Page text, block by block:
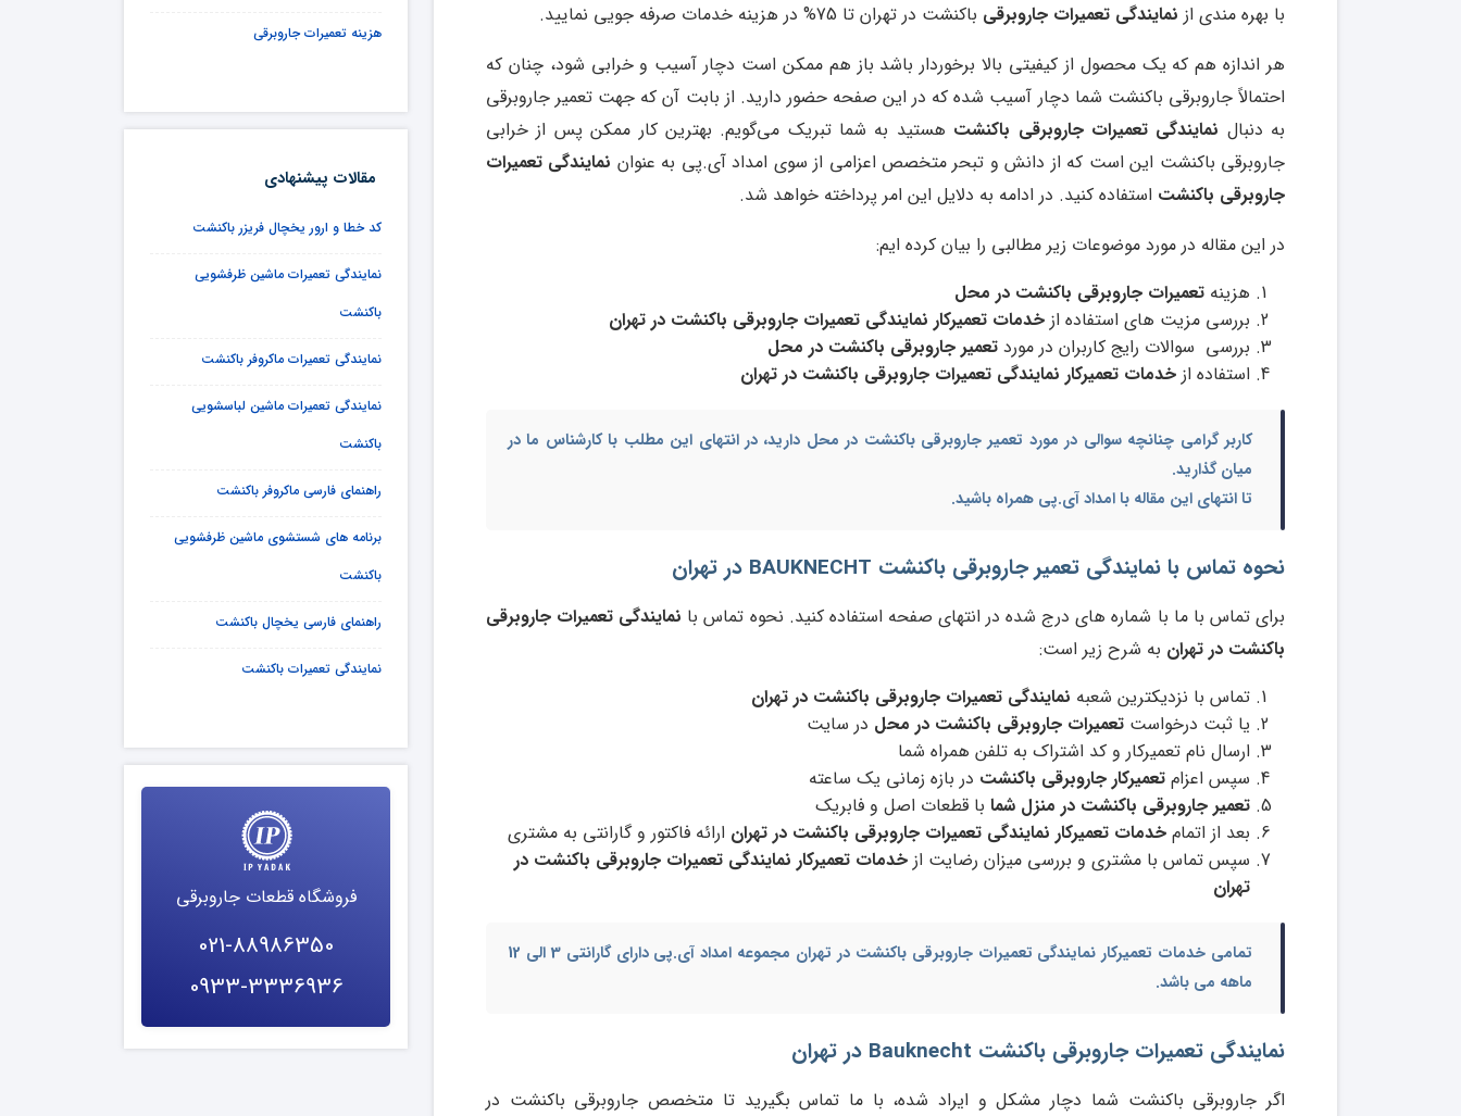
با بهره مندی از نمایندگی تعمیرات جاروبرقی باکنشت در تهران تا 75% در هزینه خدمات صرفه جویی نمایید.
هر اندازه هم که یک محصول از کیفیتی بالا برخوردار باشد باز هم ممکن است دچار آسیب و خرابی شود، چنان که
احتمالاً جاروبرقی باکنشت شما دچار آسیب شده که در این صفحه حضور دارید. از بابت آن که جهت تعمیر جاروبرقی
به دنبال نمایندگی تعمیرات جاروبرقی باکنشت هستید به شما تبریک می‌گویم. بهترین کار ممکن پس از خرابی
جاروبرقی باکنشت این است که از دانش و تبحر متخصص اعزامی از سوی امداد آی.پی به عنوان نمایندگی تعمیرات
جاروبرقی باکنشت استفاده کنید. در ادامه به دلایل این امر پرداخته خواهد شد.
در این مقاله در مورد موضوعات زیر مطالبی را بیان کرده ایم:
هزینه تعمیرات جاروبرقی باکنشت در محل
بررسی مزیت های استفاده از خدمات تعمیرکار نمایندگی تعمیرات جاروبرقی باکنشت در تهران
بررسی سوالات رایج کاربران در مورد تعمیر جاروبرقی باکنشت در محل
استفاده از خدمات تعمیرکار نمایندگی تعمیرات جاروبرقی باکنشت در تهران
کاربر گرامی چنانچه سوالی در مورد تعمیر جاروبرقی باکنشت در محل دارید، در انتهای این مطلب با کارشناس ما در
میان گذارید.
تا انتهای این مقاله با امداد آی.پی همراه باشید.
نحوه تماس با نمایندگی تعمیر جاروبرقی باکنشت BAUKNECHT در تهران
برای تماس با ما با شماره های درج شده در انتهای صفحه استفاده کنید. نحوه تماس با نمایندگی تعمیرات جاروبرقی
باکنشت در تهران به شرح زیر است:
تماس با نزدیکترین شعبه نمایندگی تعمیرات جاروبرقی باکنشت در تهران
یا ثبت درخواست تعمیرات جاروبرقی باکنشت در محل در سایت
ارسال نام تعمیرکار و کد اشتراک به تلفن همراه شما
سپس اعزام تعمیرکار جاروبرقی باکنشت در بازه زمانی یک ساعته
تعمیر جاروبرقی باکنشت در منزل شما با قطعات اصل و فابریک
بعد از اتمام خدمات تعمیرکار نمایندگی تعمیرات جاروبرقی باکنشت در تهران ارائه فاکتور و گارانتی به مشتری
سپس تماس با مشتری و بررسی میزان رضایت از خدمات تعمیرکار نمایندگی تعمیرات جاروبرقی باکنشت در
تهران
تمامی خدمات تعمیرکار نمایندگی تعمیرات جاروبرقی باکنشت در تهران
مجموعه امداد آی.پی دارای گارانتی 3 الی 12
ماهه می باشد.
نمایندگی تعمیرات جاروبرقی باکنشت Bauknecht در تهران
اگر جاروبرقی باکنشت شما دچار مشکل و ایراد شده، با ما تماس بگیرید تا متخصص جاروبرقی باکنشت در
هزینه تعمیرات جاروبرقی
مقالات پیشنهادی
کد خطا و ارور یخچال فریزر باکنشت
نمایندگی تعمیرات ماشین ظرفشویی
باکنشت
نمایندگی تعمیرات ماکروفر باکنشت
نمایندگی تعمیرات ماشین لباسشویی
باکنشت
راهنمای فارسی ماکروفر باکنشت
برنامه های شستشوی ماشین ظرفشویی
باکنشت
راهنمای فارسی یخچال باکنشت
نمایندگی تعمیرات باکنشت
فروشگاه قطعات جاروبرقی
021-88986350
0933-3336936